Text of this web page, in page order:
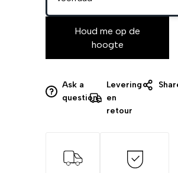
Houd me op de
hoogte
Ask a
question
Levering
en
retour